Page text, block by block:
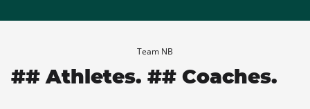
Team NB
## Athletes. ## Coaches.